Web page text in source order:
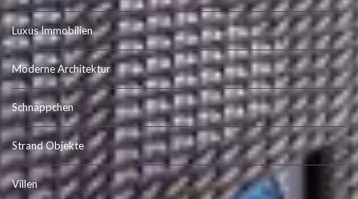
Luxus Immobilien
Moderne Architektur
Schnäppchen
Strand Objekte
Villen